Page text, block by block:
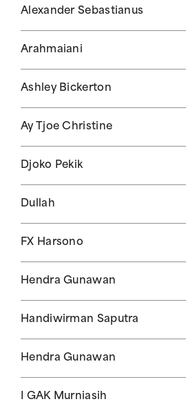
Alexander Sebastianus
Arahmaiani
Ashley Bickerton
Ay Tjoe Christine
Djoko Pekik
Dullah
FX Harsono
Hendra Gunawan
Handiwirman Saputra
Hendra Gunawan
I GAK Murniasih